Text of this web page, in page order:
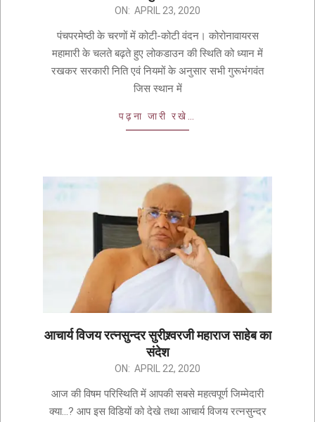
ON: APRIL 23, 2020
पंचपरमेष्ठी के चरणों में कोटी-कोटी वंदन। कोरोनावायरस
महामारी के चलते बढ़ते हुए लोकडाउन की स्थिति को ध्यान में
रखकर सरकारी निति एवं नियमों के अनुसार सभी गुरूभंगवंत
जिस स्थान में
पढ़ना जारी रखे…
आचार्य विजय रत्नसुन्दर सुरीश्र्वरजी महाराज साहेब का
संदेश
ON: APRIL 22, 2020
आज की विषम परिस्थिति में आपकी सबसे महत्वपूर्ण जिम्मेदारी
क्या…? आप इस विडियों को देखे तथा आचार्य विजय रत्नसुन्दर